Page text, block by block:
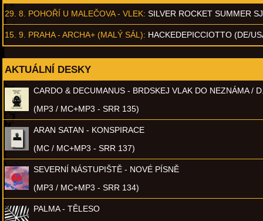
29. 8. POHOŘÍ U MALEČOVA - VLEK: SILVER ROCKET SUMMER
15. 9. PRAHA - ARCHA+ (MALÝ SÁL): HACKEDEPICCIOTTO (DE/
AKTUÁLNÍ DESKY
CARDO & DECUMANUS - BRDSKEJ VLAK DO NEZNÁMA /
(MP3 / MC+MP3 - SRR 135)
ARAN SATAN - KONSPIRACE
(MC / MC+MP3 - SRR 137)
SEVERNÍ NÁSTUPIŠTĚ - NOVÉ PÍSNĚ
(MP3 / MC+MP3 - SRR 134)
PALMA - TĚLESO